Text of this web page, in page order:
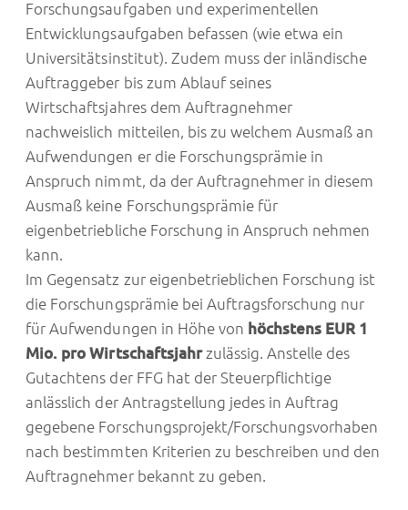
Forschungsaufgaben und experimentellen
Entwicklungsaufgaben befassen (wie etwa ein
Universitätsinstitut). Zudem muss der inländische
Auftraggeber bis zum Ablauf seines
Wirtschaftsjahres dem Auftragnehmer
nachweislich mitteilen, bis zu welchem Ausmaß an
Aufwendungen er die Forschungsprämie in
Anspruch nimmt, da der Auftragnehmer in diesem
Ausmaß keine Forschungsprämie für
eigenbetriebliche Forschung in Anspruch nehmen
kann.
Im Gegensatz zur eigenbetrieblichen Forschung ist
die Forschungsprämie bei Auftragsforschung nur
für Aufwendungen in Höhe von höchstens EUR 1
Mio. pro Wirtschaftsjahrzulässig. Anstelle des
Gutachtens der FFG hat der Steuerpflichtige
anlässlich der Antragstellung jedes in Auftrag
gegebene Forschungsprojekt/Forschungsvorhaben
nach bestimmten Kriterien zu beschreiben und den
Auftragnehmer bekannt zu geben.